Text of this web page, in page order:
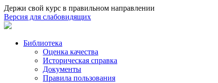
Держи свой курс в правильном направлении
Версия для слабовидящих
Библиотека
Оценка качества
Историческая справка
Документы
Правила пользования